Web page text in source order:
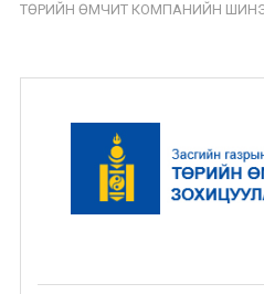
ТӨРИЙН ӨМЧИТ КОМПАНИЙН